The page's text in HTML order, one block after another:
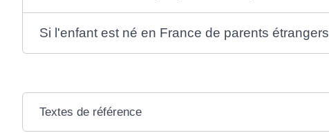
Si l'enfant est né en France de parents étrangers
Textes de référence